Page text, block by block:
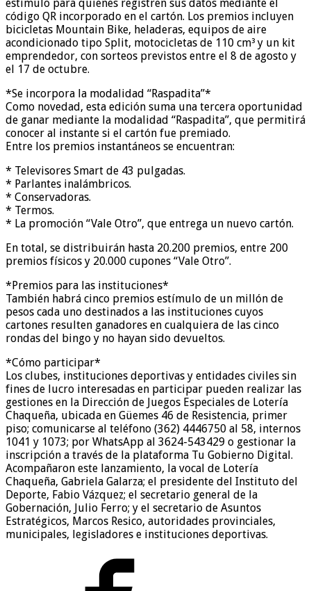
estímulo para quienes registren sus datos mediante el
código QR incorporado en el cartón. Los premios incluyen
bicicletas Mountain Bike, heladeras, equipos de aire
acondicionado tipo Split, motocicletas de 110 cm³ y un kit
emprendedor, con sorteos previstos entre el 8 de agosto y
el 17 de octubre.
*Se incorpora la modalidad “Raspadita”*
Como novedad, esta edición suma una tercera oportunidad
de ganar mediante la modalidad “Raspadita”, que permitirá
conocer al instante si el cartón fue premiado.
Entre los premios instantáneos se encuentran:
* Televisores Smart de 43 pulgadas.
* Parlantes inalámbricos.
* Conservadoras.
* Termos.
* La promoción “Vale Otro”, que entrega un nuevo cartón.
En total, se distribuirán hasta 20.200 premios, entre 200
premios físicos y 20.000 cupones “Vale Otro”.
*Premios para las instituciones*
También habrá cinco premios estímulo de un millón de
pesos cada uno destinados a las instituciones cuyos
cartones resulten ganadores en cualquiera de las cinco
rondas del bingo y no hayan sido devueltos.
*Cómo participar*
Los clubes, instituciones deportivas y entidades civiles sin
fines de lucro interesadas en participar pueden realizar las
gestiones en la Dirección de Juegos Especiales de Lotería
Chaqueña, ubicada en Güemes 46 de Resistencia, primer
piso; comunicarse al teléfono (362) 4446750 al 58, internos
1041 y 1073; por WhatsApp al 3624-543429 o gestionar la
inscripción a través de la plataforma Tu Gobierno Digital.
Acompañaron este lanzamiento, la vocal de Lotería
Chaqueña, Gabriela Galarza; el presidente del Instituto del
Deporte, Fabio Vázquez; el secretario general de la
Gobernación, Julio Ferro; y el secretario de Asuntos
Estratégicos, Marcos Resico, autoridades provinciales,
municipales, legisladores e instituciones deportivas.